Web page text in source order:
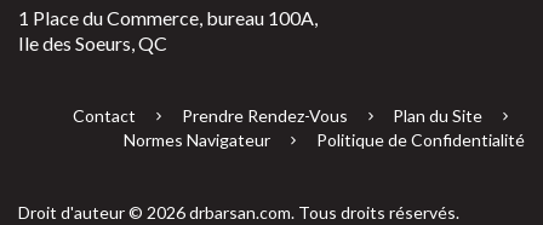
1 Place du Commerce, bureau 100A,
Ile des Soeurs, QC
Contact Prendre Rendez-Vous
Plan du Site
Normes Navigateur
Politique de Confidentialité
Droit d'auteur © 2026 drbarsan.com. Tous droits réservés.